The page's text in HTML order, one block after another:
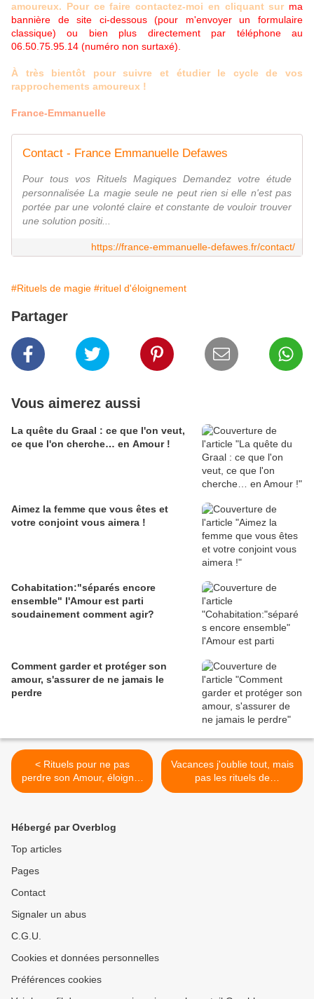
amoureux. Pour ce faire contactez-moi en cliquant sur ma
bannière de site ci-dessous (pour m'envoyer un formulaire
classique) ou bien plus directement par téléphone au
06.50.75.95.14 (numéro non surtaxé).
À très bientôt pour suivre et étudier le cycle de vos
rapprochements amoureux !
France-Emmanuelle
Contact - France Emmanuelle Defawes
Pour tous vos Rituels Magiques Demandez votre étude
personnalisée La magie seule ne peut rien si elle n'est pas
portée par une volonté claire et constante de vouloir trouver
une solution positi...
https://france-emmanuelle-defawes.fr/contact/
#Rituels de magie #rituel d'éloignement
Partager
Vous aimerez aussi
La quête du Graal : ce que l'on veut,
ce que l'on cherche… en Amour !
Aimez la femme que vous êtes et
votre conjoint vous aimera !
Cohabitation:"séparés encore
ensemble" l'Amour est parti
soudainement comment agir?
Comment garder et protéger son
amour, s'assurer de ne jamais le
perdre
< Rituels pour ne pas
perdre son Amour, éloigner
doutes et tromperie !
Vacances j'oublie tout, mais
pas les rituels de
revigoration ! >
Hébergé par Overblog
Top articles
Pages
Contact
Signaler un abus
C.G.U.
Cookies et données personnelles
Préférences cookies